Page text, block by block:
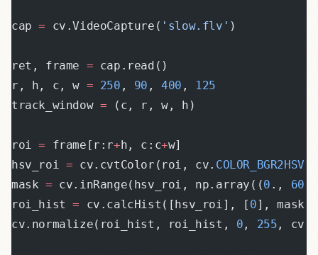
cap = cv.VideoCapture( 'slow.flv' )
ret, frame = cap.read()
r, h, c, w = 250 , 90 , 400 , 125
track_window = (c, r, w, h)
roi = frame[r:r+ h, c:c+w]
hsv_roi = cv.cvtColor(roi, cv. COLOR_BGR2HSV
mask = cv.inRange(hsv_roi, np.array((0 ., 60
roi_hist = cv.calcHist([hsv_roi], [ 0], mask,
cv.normalize(roi_hist, roi_hist, 0 , 255 , cv.